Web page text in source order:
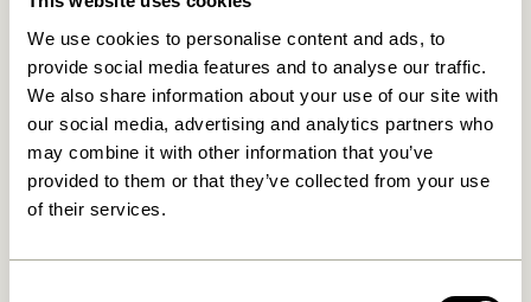
We use cookies to personalise content and ads, to
provide social media features and to analyse our traffic.
We also share information about your use of our site with
our social media, advertising and analytics partners who
may combine it with other information that you’ve
provided to them or that they’ve collected from your use
of their services.
Natur
829,00kr.